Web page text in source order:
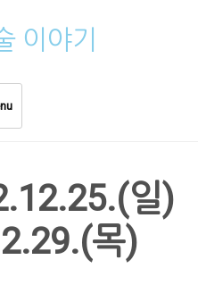
이야기
일)
목)